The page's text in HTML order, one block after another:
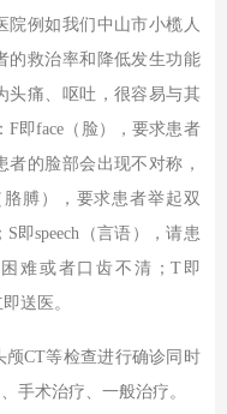
院例如我们中山市小榄人
的救治率和降低发生功能
头痛、呕吐，很容易与其
F即face（脸），要求患者
的脸部会出现不对称，
膊），要求患者举起双
即speech（言语），请患
难或者口齿不清；T即
送医。
颅CT等检查进行确诊同时
手术治疗、一般治疗。